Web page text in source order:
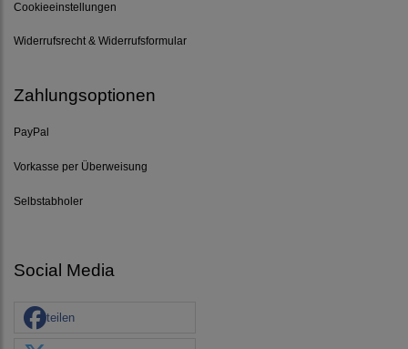
Cookieeinstellungen
Widerrufsrecht & Widerrufsformular
Zahlungsoptionen
PayPal
Vorkasse per Überweisung
Selbstabholer
Social Media
teilen